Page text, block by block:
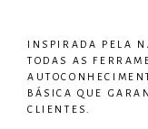
INSPIRADA PELA
TODAS AS
BÁSICA QUE
CLIENTES.